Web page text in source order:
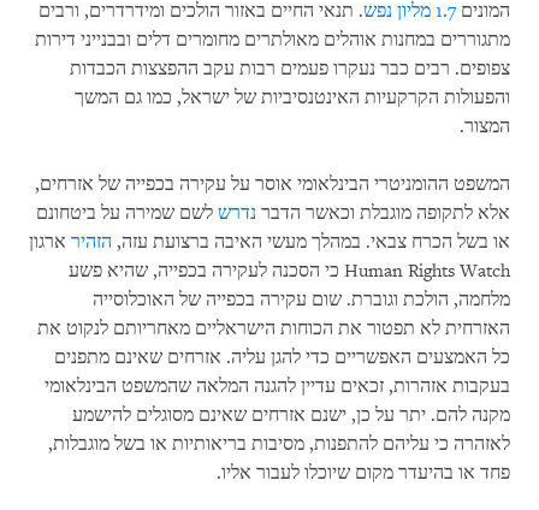
המונים 1.7 מליון נפש
. תנאי החיים באזור הולכים ומידרדרים, ורבים
מתגוררים במחנות אוהלים מאולתרים מחומרים דלים ובבנייני דירות
צפופים. רבים כבר נעקרו פעמים רבות עקב ההפצצות הכבדות
והפעולות הקרקעיות האינטנסיביות של ישראל, כמו גם המשך
המצור.
המשפט ההומניטרי הבינלאומי אוסר על עקירה בכפייה של אזרחים,
אלא לתקופה מוגבלת וכאשר הדבר נדרש לשם שמירה על ביטחונם
או בשל הכרח צבאי. במהלך מעשי האיבה ברצועת עזה, הזהיר ארגון
Human Rights Watch כי הסכנה לעקירה בכפייה, שהיא פשע
מלחמה, הולכת וגוברת. שום עקירה בכפייה של האוכלוסייה
האזרחית לא תפטור את הכוחות הישראליים מאחריותם לנקוט את
כל האמצעים האפשריים כדי להגן עליה. אזרחים שאינם מתפנים
בעקבות אזהרות, זכאים עדיין להגנה המלאה שהמשפט הבינלאומי
מקנה להם. יתר על כן, ישנם אזרחים שאינם מסוגלים להישמע
לאזהרה כי עליהם להתפנות, מסיבות בריאותיות או בשל מוגבלות,
פחד או בהיעדר מקום שיוכלו לעבור אליו.